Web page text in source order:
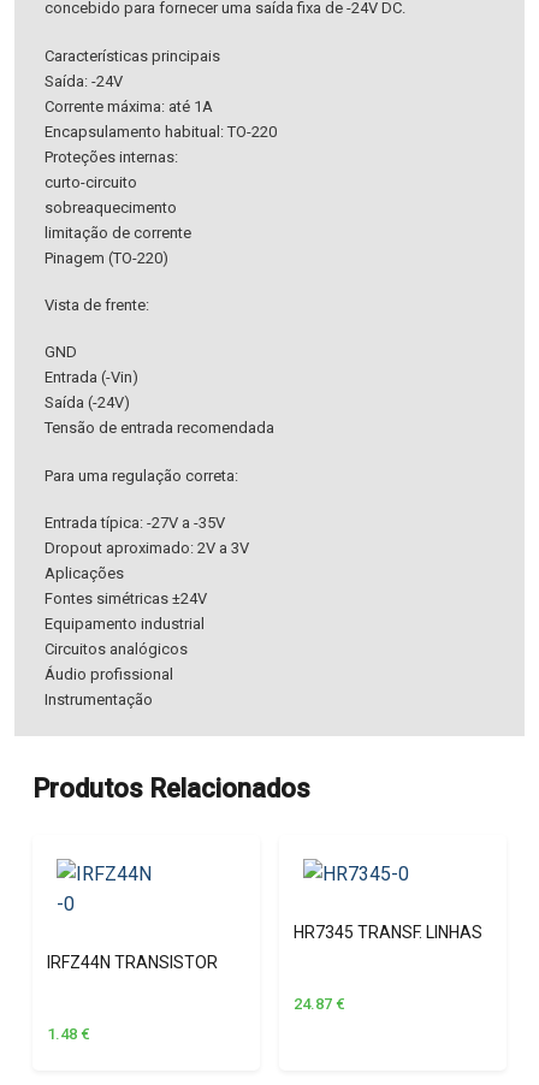
concebido para fornecer uma saída fixa de -24V DC.
Características principais
Saída: -24V
Corrente máxima: até 1A
Encapsulamento habitual: TO-220
Proteções internas:
curto-circuito
sobreaquecimento
limitação de corrente
Pinagem (TO-220)
Vista de frente:
GND
Entrada (-Vin)
Saída (-24V)
Tensão de entrada recomendada
Para uma regulação correta:
Entrada típica: -27V a -35V
Dropout aproximado: 2V a 3V
Aplicações
Fontes simétricas ±24V
Equipamento industrial
Circuitos analógicos
Áudio profissional
Instrumentação
Produtos Relacionados
IRFZ44N TRANSISTOR
1.48 €
HR7345 TRANSF. LINHAS
24.87 €